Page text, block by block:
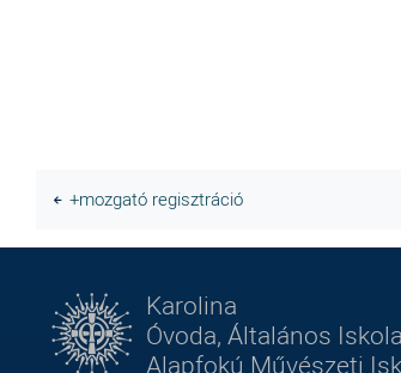
+mozgató regisztráció
Karolina
Óvoda, Általános
Alapfokú Művészeti